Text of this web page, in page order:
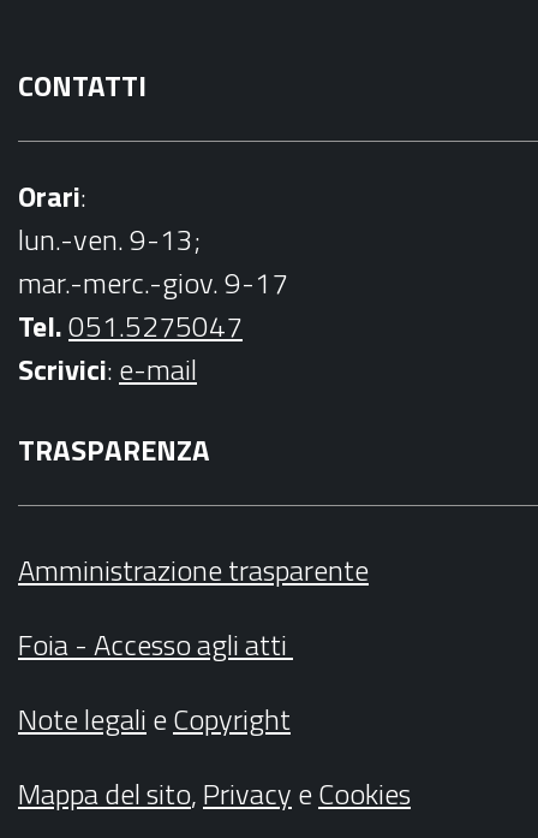
CONTATTI
Orari:
lun.-ven. 9-13;
mar.-merc.-giov. 9-17
Tel.051.5275047
Scrivici:e-mail
TRASPARENZA
Amministrazione trasparente
Foia - Accesso agli atti
Note legalieCopyright
Mappa del sito,PrivacyeCookies